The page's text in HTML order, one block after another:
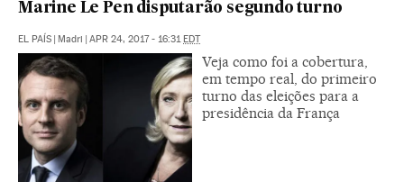
Marine Le Pen disputarão segundo turno
EL PAÍS Madri APR 24, 2017 - 16:31 EDT
Veja como foi a cobertura,
em tempo real, do primeiro
turno das eleições para a
presidência da França